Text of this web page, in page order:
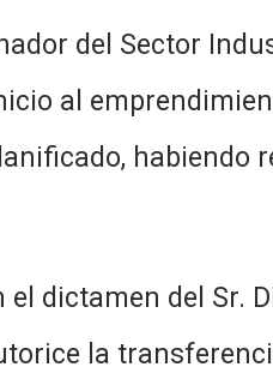
del Sector
al
habiendo
dictamen del Sr.
la